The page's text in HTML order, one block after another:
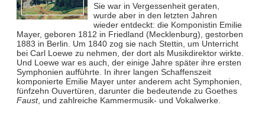
Sie war in Vergessenheit geraten,
wurde aber in den letzten Jahren
wieder entdeckt: die Komponistin Emilie
Mayer, geboren 1812 in Friedland (Mecklenburg), gestorben
1883 in Berlin. Um 1840 zog sie nach Stettin, um Unterricht
bei Carl Loewe zu nehmen, der dort als Musikdirektor wirkte.
Und Loewe war es auch, der einige Jahre später ihre ersten
Symphonien aufführte. In ihrer langen Schaffenszeit
komponierte Emilie Mayer unter anderem acht Symphonien,
fünfzehn Ouvertüren, darunter die bedeutende zu Goethes
Faust, und zahlreiche Kammermusik- und Vokalwerke.